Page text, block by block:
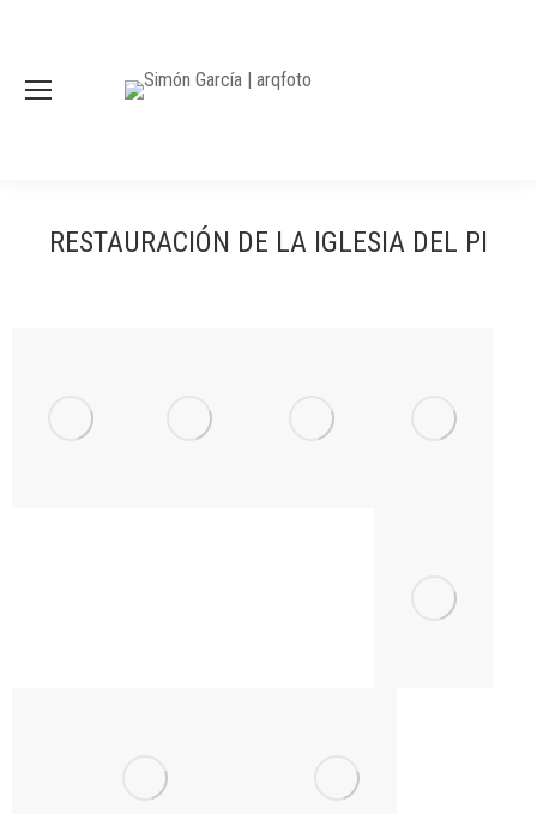
RESTAURACIÓN DE LA IGLESIA DEL PI